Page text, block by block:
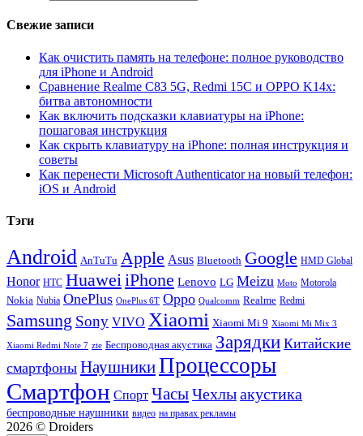
Свежие записи
Как очистить память на телефоне: полное руководство
для iPhone и Android
Сравнение Realme C83 5G, Redmi 15C и OPPO K14x:
битва автономности
Как включить подсказки клавиатуры на iPhone:
пошаговая инструкция
Как скрыть клавиатуру на iPhone: полная инструкция и
советы
Как перенести Microsoft Authenticator на новый телефон:
iOS и Android
Тэги
Android AnTuTu Apple Asus Bluetooth Google HMD Global
Honor HTC HuaweiiPhone Lenovo LG Meizu Moto Motorola
Nokia Nubia OnePlus OnePlus 6T Oppo Qualcomm Realme Redmi
Samsung Sony VIVO Xiaomi Xiaomi Mi 9 Xiaomi Mi Mix 3
Xiaomi Redmi Note 7 zte Беспроводная акустика Зарядки Китайские
смартфоны НаушникиПроцессоры
Смартфон Спорт ЧасыЧехлыакустика
беспроводные наушники видео на правах рекламы
2026 © Droiders